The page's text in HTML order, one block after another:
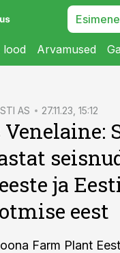
lood Arvamused
AS 27.11.23, 15:12
ja
eest
Farm Plant